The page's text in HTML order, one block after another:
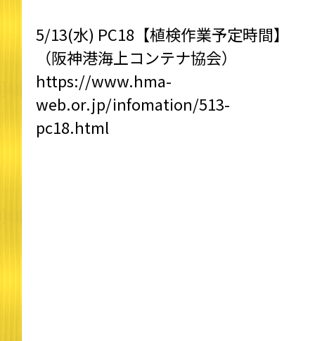
5/13(水) PC18【植検作業予定時間】
（阪神港海上コンテナ協会）
https://www.hma-
web.or.jp/infomation/513-
pc18.html